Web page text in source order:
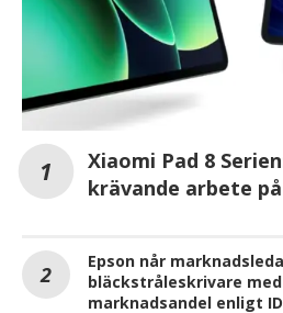
Xiaomi Pad 8
krävande arbete
Epson når
bläckstråleskrivare med
marknadsandel enligt